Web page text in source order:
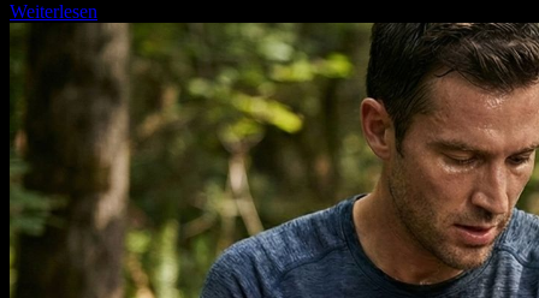
Weiterlesen